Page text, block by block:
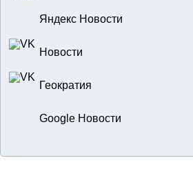
Яндекс Новости
Новости
Геократия
Google Новости